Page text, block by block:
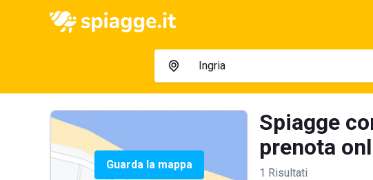
Guarda la mappa
Spiagge
prenota
1 Risultati